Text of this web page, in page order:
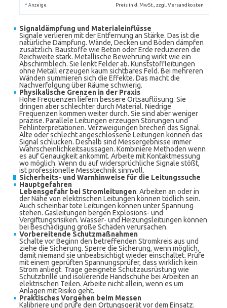
* Anzeige Preis inkl. MwSt., zzgl. Versandkosten
Signaldämpfung und Materialeinflüsse
Signale verlieren mit der Entfernung an Stärke. Das ist die
natürliche Dämpfung. Wände, Decken und Böden dämpfen
zusätzlich. Baustoffe wie Beton oder Erde reduzieren die
Reichweite stark. Metallische Bewehrung wirkt wie ein
Abschirmblech. Sie lenkt Felder ab. Kunststoffleitungen
ohne Metall erzeugen kaum sichtbares Feld. Bei mehreren
Wänden summieren sich die Effekte. Das macht die
Nachverfolgung über Räume schwierig.
Physikalische Grenzen in der Praxis
Hohe Frequenzen liefern bessere Ortsauflösung. Sie
dringen aber schlechter durch Material. Niedrige
Frequenzen kommen weiter durch. Sie sind aber weniger
präzise. Parallele Leitungen erzeugen Störungen und
Fehlinterpretationen. Verzweigungen brechen das Signal.
Alte oder schlecht angeschlossene Leitungen können das
Signal schlucken. Deshalb sind Messergebnisse immer
Wahrscheinlichkeitsaussagen. Kombiniere Methoden wenn
es auf Genauigkeit ankommt. Arbeite mit Kontaktmessung
wo möglich. Wenn du auf widersprüchliche Signale stößt,
ist professionelle Messtechnik sinnvoll.
Sicherheits- und Warnhinweise für die Leitungssuche
Hauptgefahren
Lebensgefahr bei Stromleitungen. Arbeiten an oder in
der Nähe von elektrischen Leitungen können tödlich sein.
Auch scheinbar tote Leitungen können unter Spannung
stehen. Gasleitungen bergen Explosions- und
Vergiftungsrisiken. Wasser- und Heizungsleitungen können
bei Beschädigung große Schäden verursachen.
Vorbereitende Schutzmaßnahmen
Schalte vor Beginn den betreffenden Stromkreis aus und
ziehe die Sicherung. Sperre die Sicherung, wenn möglich,
damit niemand sie unbeabsichtigt wieder einschaltet. Prüfe
mit einem geprüften Spannungsprüfer, dass wirklich kein
Strom anliegt. Trage geeignete Schutzausrüstung wie
Schutzbrille und isolierende Handschuhe bei Arbeiten an
elektrischen Teilen. Arbeite nicht allein, wenn es um
Anlagen mit Risiko geht.
Praktisches Vorgehen beim Messen
Kalibriere und prüfe dein Ortungsgerät vor dem Einsatz.